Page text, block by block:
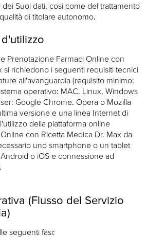
Suoi dati, così come del trattamento
di titolare autonomo.
Prenotazione Farmaci Online con
si richiedono i seguenti requisiti tecnici
all'avanguardia (requisito minimo:
operativo: MAC, Linux, Windows
Google Chrome, Opera o Mozilla
versione e una linea Internet di
della piattaforma online
con Ricetta Medica Dr. Max da
uno smartphone o un tablet
o iOS e connessione ad
(Flusso del Servizio
seguenti fasi: